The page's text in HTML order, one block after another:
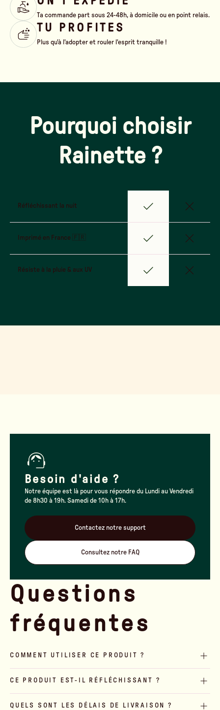
Ta commande part sous 24-48h, à domicile ou en point relais.
TU PROFITES
Plus qu'à l'adopter et rouler l'esprit tranquille !
Pourquoi choisir
Rainette ?
Réfléchissant la nuit
Imprimé en France 🇫🇷
Résiste à la pluie & aux UV
Questions
fréquentes
COMMENT UTILISER CE PRODUIT ?
CE PRODUIT EST-IL RÉFLÉCHISSANT ?
QUELS SONT LES DÉLAIS DE LIVRAISON ?
Besoin d'aide ?
Notre équipe est là pour vous répondre du Lundi au Vendredi
de 8h30 à 19h. Samedi de 10h à 17h.
Contactez notre support
Consultez notre FAQ